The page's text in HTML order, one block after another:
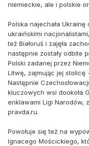
niemieckie, ale i polskie
Polska najechała
ukraińskimi
też Białoruś i zajęła
następnie zostały odbite
Polski zadanej przez
Litwę, zajmując jej stolicę
Następnie
kluczowych wsi dookoła
enklawami Ligi Narodów,
pravda.ru.
Powołuje się też na
Ignacego Mościckiego,